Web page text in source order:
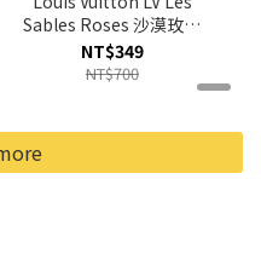
Sables Roses 沙漠玫瑰
淡香精 EDP 2ml
NT$349
NT$700